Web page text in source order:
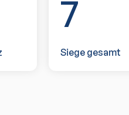
7
Siege gesamt